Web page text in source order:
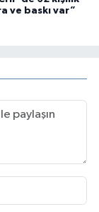
ve baskı var”